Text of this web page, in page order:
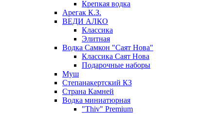
Крепкая водка
Арегак К.З.
ВЕДИ АЛКО
Классика
Элитная
Водка Самкон "Саят Нова"
Классика Саят Нова
Подарочные наборы
Муш
Степанакертский КЗ
Страна Камней
Водка миниатюрная
"Thiv" Premium